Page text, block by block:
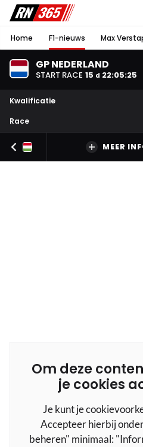
Home F1-nieuws Max
GP NEDERLAND
START RACE 15 d 22:05:24
Kwalificatie
Race
MEER
Om deze
je cookies
Je kunt je
Accepteer hierbij
beheren" minimaal: